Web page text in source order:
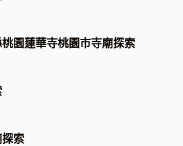
園蓮華寺桃園市寺廟探索
索